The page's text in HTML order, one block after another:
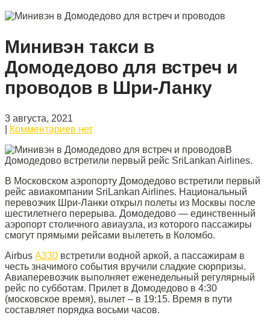
Минивэн такси в
Домодедово для встреч и
проводов в Шри-Ланку
3 августа, 2021
Комментариев нет
В
Домодедово встретили первый рейс SriLankan Airlines.
В Московском аэропорту Домодедово встретили первый
рейс авиакомпании SriLankan Airlines. Национальный
перевозчик Шри-Ланки открыл полеты из Москвы после
шестилетнего перерыва. Домодедово — единственный
аэропорт столичного авиаузла, из которого пассажиры
смогут прямыми рейсами вылететь в Коломбо.
Airbus А330 встретили водной аркой, а пассажирам в
честь значимого события вручили сладкие сюрпризы.
Авиаперевозчик выполняет еженедельный регулярный
рейс по субботам. Прилет в Домодедово в 4:30
(московское время), вылет – в 19:15. Время в пути
составляет порядка восьми часов.